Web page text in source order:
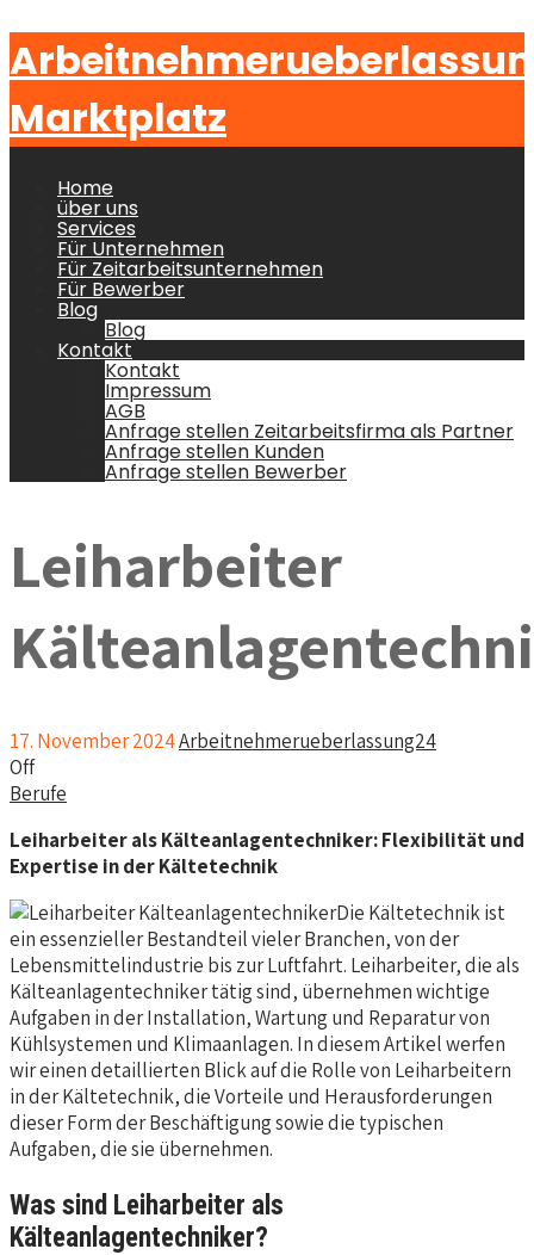
Marktplatz
Home
über uns
Services
Für Unternehmen
Für Zeitarbeitsunternehmen
Für Bewerber
Blog
Blog
Kontakt
Kontakt
Impressum
AGB
Anfrage stellen Zeitarbeitsfirma als Partner
Anfrage stellen Kunden
Anfrage stellen Bewerber
Leiharbeiter
17. November 2024Arbeitnehmerueberlassung24
Off
Berufe
Leiharbeiter als Kälteanlagentechniker: Flexibilität und
Expertise in der Kältetechnik
Die Kältetechnik ist
ein essenzieller Bestandteil vieler Branchen, von der
Lebensmittelindustrie bis zur Luftfahrt. Leiharbeiter, die als
Kälteanlagentechniker tätig sind, übernehmen wichtige
Aufgaben in der Installation, Wartung und Reparatur von
Kühlsystemen und Klimaanlagen. In diesem Artikel werfen
wir einen detaillierten Blick auf die Rolle von Leiharbeitern
in der Kältetechnik, die Vorteile und Herausforderungen
dieser Form der Beschäftigung sowie die typischen
Aufgaben, die sie übernehmen.
Was sind Leiharbeiter als
Kälteanlagentechniker?